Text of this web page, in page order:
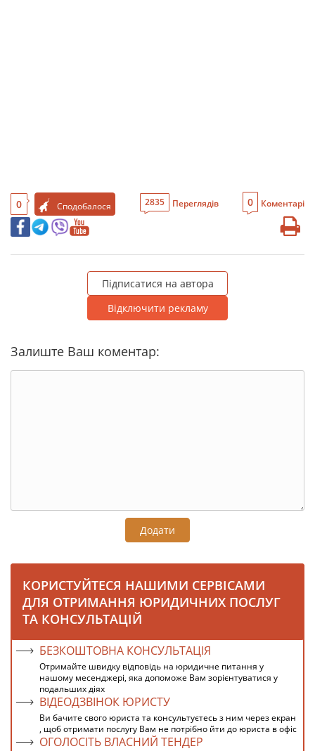
0 Сподобалося 2835 Переглядів 0 Коментарі
Підписатися на автора
Відключити рекламу
Залиште Ваш коментар:
Додати
КОРИСТУЙТЕСЯ НАШИМИ СЕРВІСАМИ
ДЛЯ ОТРИМАННЯ ЮРИДИЧНИХ ПОСЛУГ
ТА КОНСУЛЬТАЦІЙ
БЕЗКОШТОВНА КОНСУЛЬТАЦІЯ
Отримайте швидку відповідь на юридичне питання у
нашому месенджері, яка допоможе Вам зорієнтуватися у
подальших діях
ВІДЕОДЗВІНОК ЮРИСТУ
Ви бачите свого юриста та консультуєтесь з ним через екран
, щоб отримати послугу Вам не потрібно йти до юриста в офіс
ОГОЛОСІТЬ ВЛАСНИЙ ТЕНДЕР